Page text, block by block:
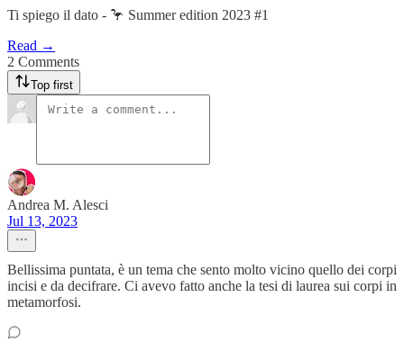
Ti spiego il dato - 🦩 Summer edition 2023 #1
Read →
2 Comments
Top first
Andrea M. Alesci
Jul 13, 2023
Bellissima puntata, è un tema che sento molto vicino quello dei corpi
incisi e da decifrare. Ci avevo fatto anche la tesi di laurea sui corpi in
metamorfosi.